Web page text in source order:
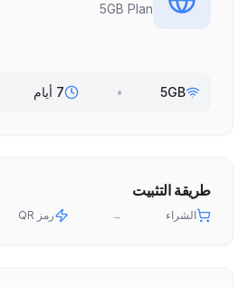
5GB Plan
5GB
• 7 أيام
طريقة التثبيت
الشراء → رمز QR